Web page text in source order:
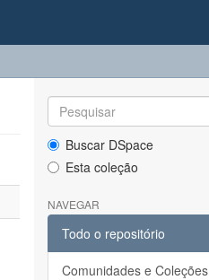
Buscar DSpace
Esta coleção
NAVEGAR
Todo o repositório
Comunidades e Coleções